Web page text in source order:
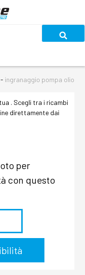
ingranaggio pompa olio
. Scegli tra i ricambi
direttamente dai
per
con questo